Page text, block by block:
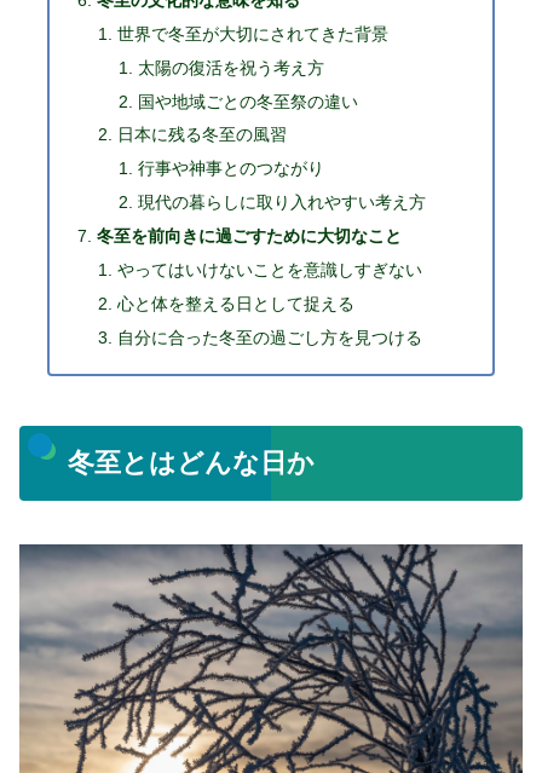
世界で冬至が大切にされてきた背景
太陽の復活を祝う考え方
国や地域ごとの冬至祭の違い
日本に残る冬至の風習
行事や神事とのつながり
現代の暮らしに取り入れやすい考え方
冬至を前向きに過ごすために大切なこと
やってはいけないことを意識しすぎない
心と体を整える日として捉える
自分に合った冬至の過ごし方を見つける
冬至とはどんな日か